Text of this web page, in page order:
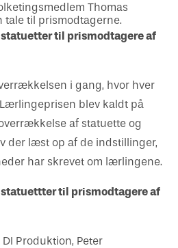
Thomas
tale til prismodtagerne.
til prismodtagere af
i gang, hvor hver
blev kaldt på
af statuette og
der læst op af de indstillinger,
har skrevet om lærlingene.
til prismodtagere af
Produktion, Peter